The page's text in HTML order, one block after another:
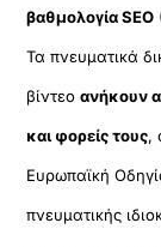
βαθμολογία SEO
Τα πνευματικά
βίντεοανήκουν
και φορείς τους,
Ευρωπαϊκή
πνευματικής